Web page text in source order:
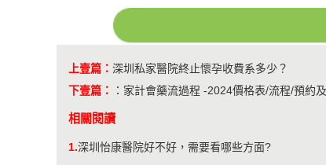
上壹篇： 深圳私家醫院終止懷孕收費系多少？
下壹篇：
： 家計會藥流過程 -2024價格表/流程/預約
相關閱讀
1.深圳怡康醫院好不好，需要看哪些方面?